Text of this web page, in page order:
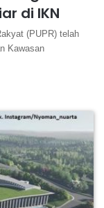
di IKN
(PUPR) telah
Kawasan